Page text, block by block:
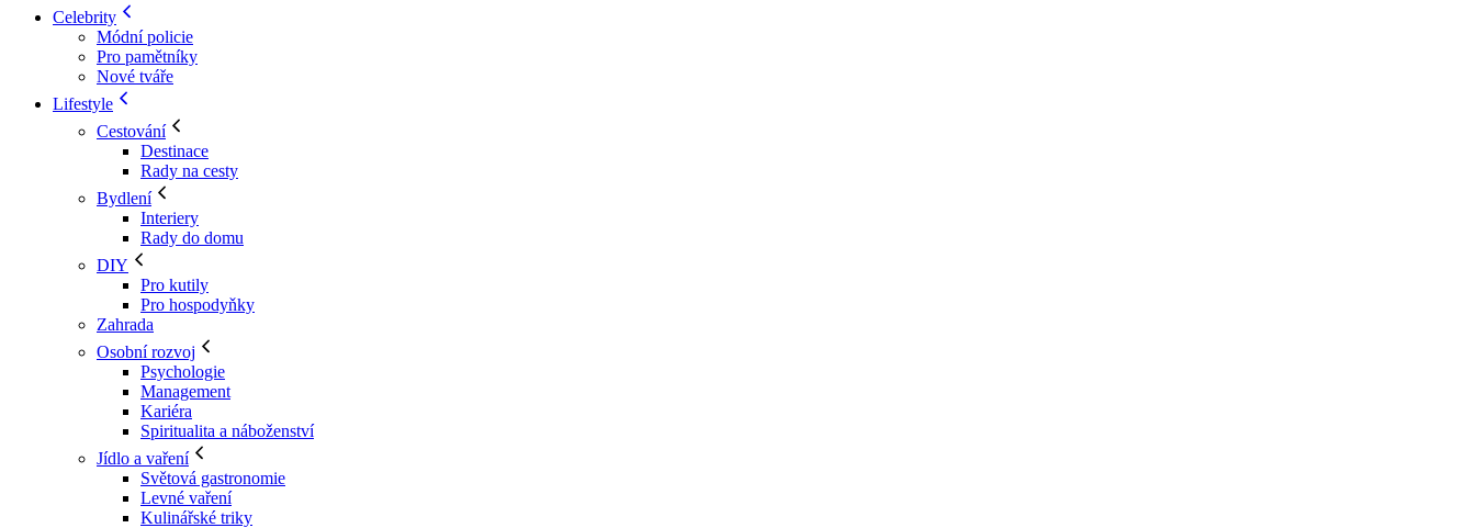
Celebrity
Módní policie
Pro pamětníky
Nové tváře
Lifestyle
Cestování
Destinace
Rady na cesty
Bydlení
Interiery
Rady do domu
DIY
Pro kutily
Pro hospodyňky
Zahrada
Osobní rozvoj
Psychologie
Management
Kariéra
Spiritualita a náboženství
Jídlo a vaření
Světová gastronomie
Levné vaření
Kulinářské triky